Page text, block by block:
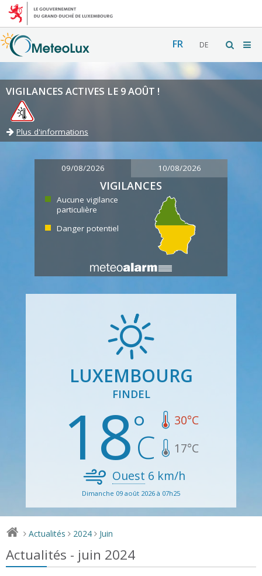
FR DE
VIGILANCES ACTIVES LE 9 AOÛT !
Plus d'informations
09/08/2026 10/08/2026
VIGILANCES
Aucune vigilance
particulière
Danger potentiel
LUXEMBOURG
FINDEL
18 30°C
17°C
Ouest 6 km/h
Dimanche 09 août 2026 à 07h25
> Actualités > 2024 > Juin
Actualités - juin 2024